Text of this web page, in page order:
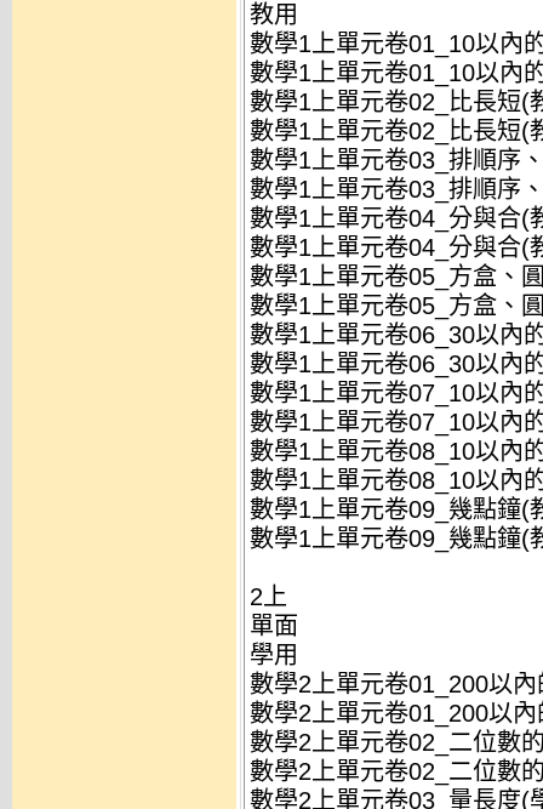
教用
數學1上單元卷01_10以內
數學1上單元卷01_10以內
數學1上單元卷02_比長短(
數學1上單元卷02_比長短(
數學1上單元卷03_排順序
數學1上單元卷03_排順序
數學1上單元卷04_分與合(
數學1上單元卷04_分與合(
數學1上單元卷05_方盒、
數學1上單元卷05_方盒、
數學1上單元卷06_30以內
數學1上單元卷06_30以內
數學1上單元卷07_10以內
數學1上單元卷07_10以內
數學1上單元卷08_10以內
數學1上單元卷08_10以內
數學1上單元卷09_幾點鐘(
數學1上單元卷09_幾點鐘(
2上
單面
學用
數學2上單元卷01_200以
數學2上單元卷01_200以
數學2上單元卷02_二位數
數學2上單元卷02_二位數
數學2上單元卷03_量長度(